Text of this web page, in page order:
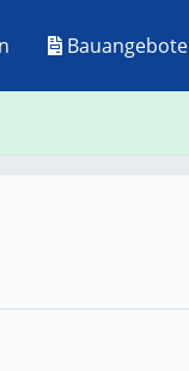
Bauangebote